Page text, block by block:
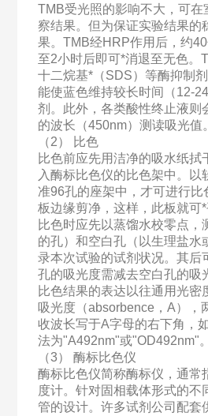
TMB受光照的影响不大，可
察结果。但为保证实验结果的
果。TMB经HRP作用后，约
至2小时后即可*消退至无色。
十二烷基*（SDS）等酶抑制
能使蓝色维持较长时间（12-
剂。此外，各类酸性终止液则
的波长（450nm）测读吸光值。
（2） 比色
比色前应先用洁净的吸水纸
入酶标比色仪的比色架中。
准96孔的座架中，才可进行
板边缘剪净，这样，此板就可*
比色时应先以蒸馏水校零点
的孔）和空白孔（以生理盐
录本次试验的试剂状况。其后
孔的吸光度需减去空白孔的吸
比色结果的表达以往通用光
吸光度（absorbence，A），
收波长写于A字母的右下角，
法为"A492nm"或"OD492nm"。
（3） 酶标比色仪
酶标比色仪简称酶标仪，通常
度计。针对固相载体形式的
管的设计。许多试剂公司配套